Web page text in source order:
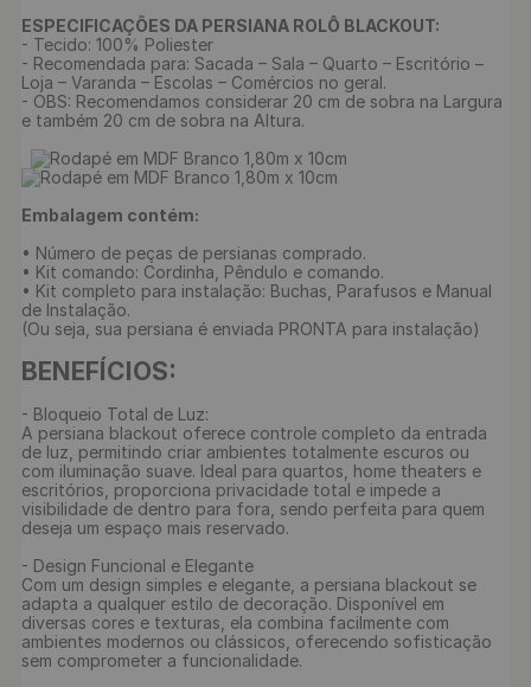
ESPECIFICAÇÕES DA PERSIANA ROLÔ BLACKOUT:
- Tecido: 100% Poliester
- Recomendada para: Sacada – Sala – Quarto – Escritório –
Loja – Varanda – Escolas – Comércios no geral.
- OBS: Recomendamos considerar 20 cm de sobra na Largura
e também 20 cm de sobra na Altura.
Embalagem contém:
• Número de peças de persianas comprado.
• Kit comando: Cordinha, Pêndulo e comando.
• Kit completo para instalação: Buchas, Parafusos e Manual
de Instalação.
(Ou seja, sua persiana é enviada PRONTA para instalação)
BENEFÍCIOS:
- Bloqueio Total de Luz:
A persiana blackout oferece controle completo da entrada
de luz, permitindo criar ambientes totalmente escuros ou
com iluminação suave. Ideal para quartos, home theaters e
escritórios, proporciona privacidade total e impede a
visibilidade de dentro para fora, sendo perfeita para quem
deseja um espaço mais reservado.
- Design Funcional e Elegante
Com um design simples e elegante, a persiana blackout se
adapta a qualquer estilo de decoração. Disponível em
diversas cores e texturas, ela combina facilmente com
ambientes modernos ou clássicos, oferecendo sofisticação
sem comprometer a funcionalidade.